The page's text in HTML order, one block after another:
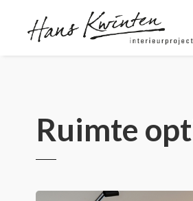
Ruimte